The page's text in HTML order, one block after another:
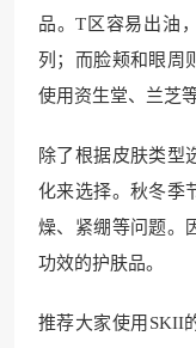
品。T区容易出油
列；而脸颊和眼周
使用资生堂、兰芝
除了根据皮肤类型
化来选择。秋冬季
燥、紧绷等问题。
功效的护肤品。
推荐大家使用SKII